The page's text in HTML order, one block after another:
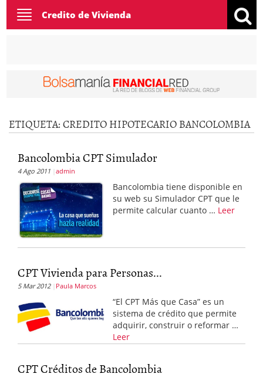
Toggle
navigation
Credito de Vivienda
ETIQUETA:CREDITO HIPOTECARIO BANCOLOMBIA
Bancolombia CPT Simulador
4 Ago 2011 admin
Bancolombia tiene disponible en
su web su Simulador CPT que le
permite calcular cuanto … Leer
CPT Vivienda para Personas...
5 Mar 2012 Paula Marcos
“El CPT Más que Casa” es un
sistema de crédito que permite
adquirir, construir o reformar …
Leer
CPT Créditos de Bancolombia